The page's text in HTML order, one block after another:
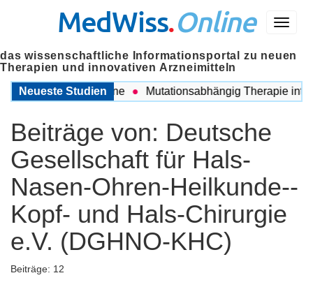
Menü
MedWiss.Online
das wissenschaftliche Informationsportal zu neuen
Therapien und innovativen Arzneimitteln
Neueste Studien
und Migräne Mutationsabhängig Therapie
Beiträge von: Deutsche
Gesellschaft für Hals-
Nasen-Ohren-Heilkunde--
Kopf- und Hals-Chirurgie
e.V. (DGHNO-KHC)
Beiträge: 12